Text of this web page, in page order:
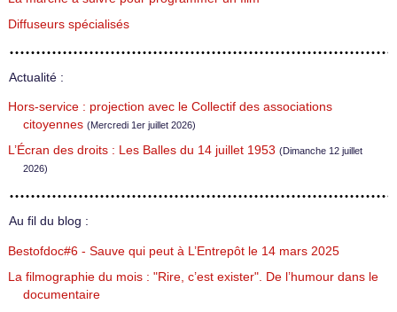
Diffuseurs spécialisés
Actualité :
Hors-service : projection avec le Collectif des associations
citoyennes (Mercredi 1er juillet 2026)
L’Écran des droits : Les Balles du 14 juillet 1953 (Dimanche 12 juillet
2026)
Au fil du blog :
Bestofdoc#6 - Sauve qui peut à L’Entrepôt le 14 mars 2025
La filmographie du mois : "Rire, c’est exister". De l’humour dans le
documentaire